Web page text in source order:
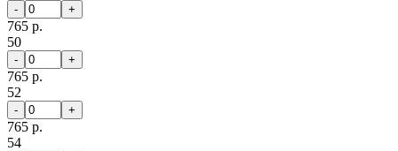
- +
765 р.
50
- +
765 р.
52
- +
765 р.
54